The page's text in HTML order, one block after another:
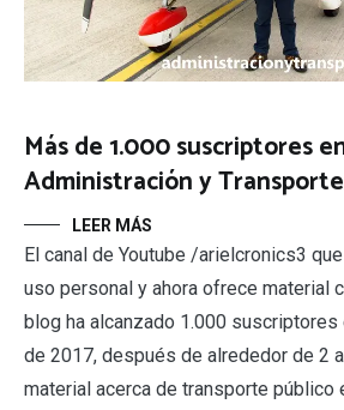
Más de 1.000 suscriptores
Administración y
LEER MÁS
El canal de Youtube /arielcronics3
uso personal y ahora ofrece material
blog ha alcanzado 1.000
de 2017, después de alrededor de 2
material acerca de transporte público